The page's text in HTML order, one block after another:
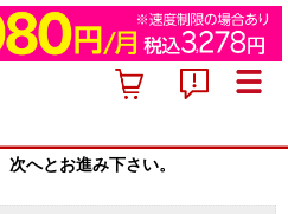
へとお進み下さい。